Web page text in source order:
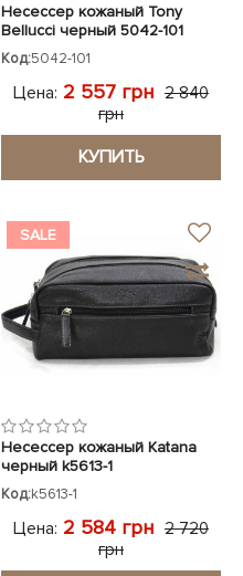
Несессер кожаный Tony
Bellucci черный 5042-101
Код:5042-101
Цена: 2 557 грн 2 840
грн
КУПИТЬ
SALE
Несессер кожаный Katana
черный k5613-1
Код:k5613-1
Цена: 2 584 грн 2 720
грн